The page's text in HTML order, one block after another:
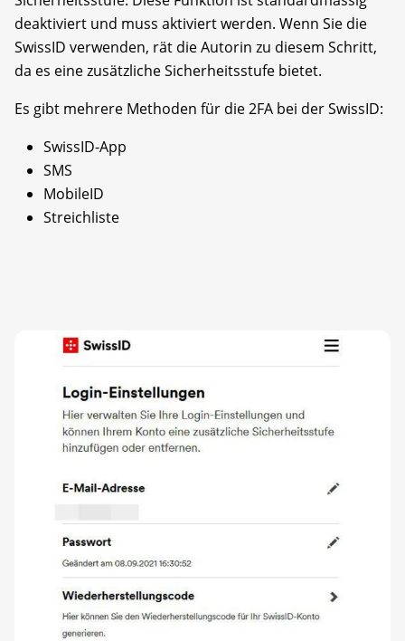
deaktiviert und muss aktiviert werden. Wenn Sie die
SwissID verwenden, rät die Autorin zu diesem Schritt,
da es eine zusätzliche Sicherheitsstufe bietet.
Es gibt mehrere Methoden für die 2FA bei der SwissID:
SwissID-App
SMS
MobileID
Streichliste